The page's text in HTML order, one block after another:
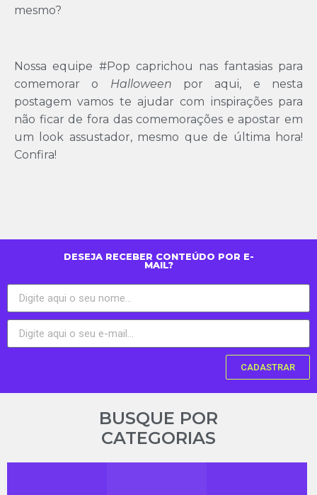
mesmo?
Nossa equipe #Pop caprichou nas fantasias para
comemorar o Halloween por aqui, e nesta
postagem vamos te ajudar com inspirações para
não ficar de fora das comemorações e apostar em
um look assustador, mesmo que de última hora!
Confira!
DESEJA RECEBER CONTEÚDO POR E-
MAIL?
CADASTRAR
BUSQUE POR
CATEGORIAS